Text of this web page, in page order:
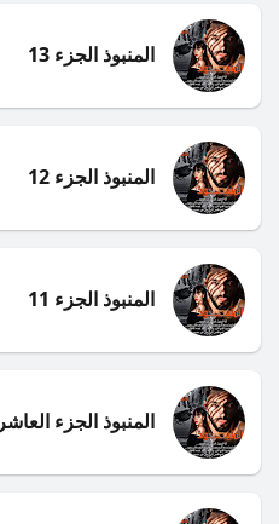
المنبوذ الجزء 13
المنبوذ الجزء 12
المنبوذ الجزء 11
المنبوذ الجزء العاشر